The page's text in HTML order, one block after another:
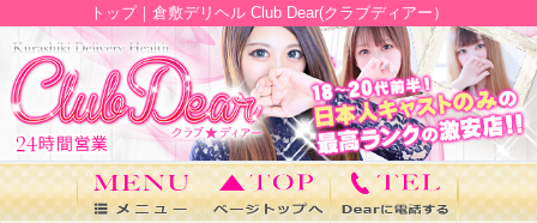
トップ｜倉敷デリヘル Club Dear(クラブディアー）